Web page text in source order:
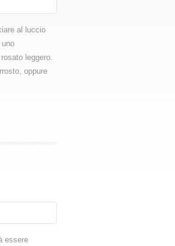
al luccio
leggero.
oppure
essere